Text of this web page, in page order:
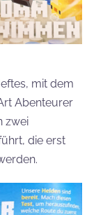
mit dem
Abenteurer
zwei
die erst